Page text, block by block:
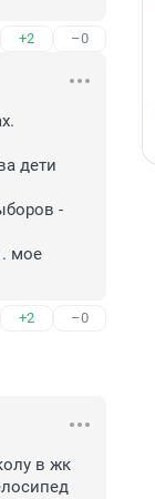
+2 –0
дети
-
. мое
+2 –0
в жк